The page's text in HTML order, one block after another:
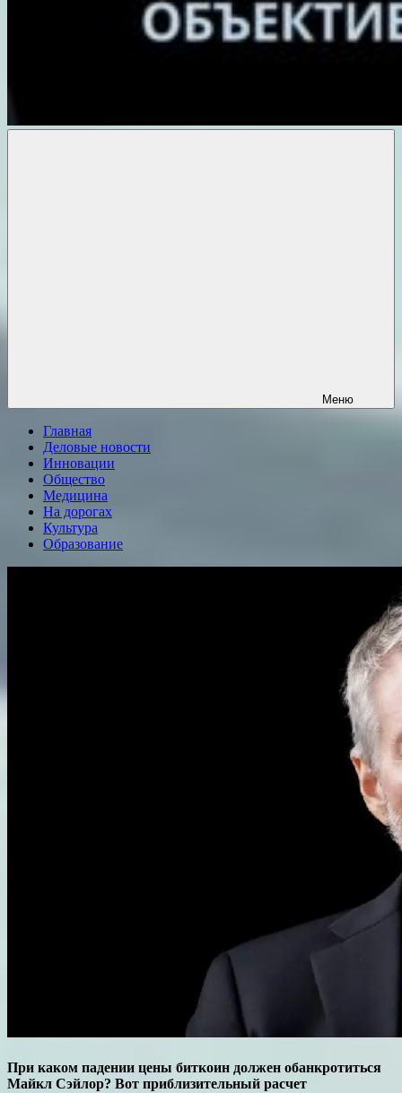
Меню
Главная
Деловые новости
Инновации
Общество
Медицина
На дорогах
Культура
Образование
При каком падении цены биткоин должен обанкротиться
Майкл Сэйлор? Вот приблизительный расчет